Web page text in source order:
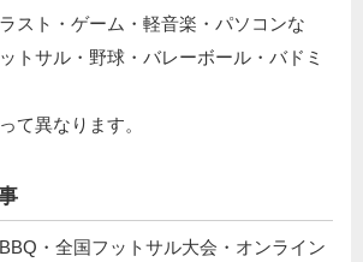
スト・ゲーム・軽音楽・パソコンな
トサル・野球・バレーボール・バドミ
て異なります。
・全国フットサル大会・オンライン